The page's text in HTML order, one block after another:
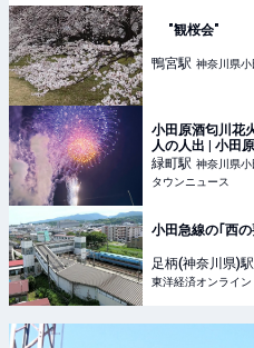
"観桜会"
鴨宮駅 神奈川県小
小田原酒匂川花
人の人出 | 小田
ス
緑町駅 神奈川県小
タウンニュース
小田急線の｢西
足柄(神奈川県)駅
東洋経済オンライン